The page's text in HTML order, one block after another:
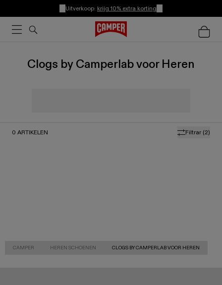
Uitverkoop: krijg 10% extra korting
Clogs by Camperlab voor Heren
Filtrar (2)
0 ARTIKELEN
CAMPER HEREN SCHOENEN CLOGS BY CAMPERLAB VOOR HEREN